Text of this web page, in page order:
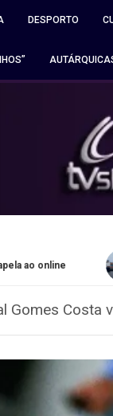
DESPORTO
Navio apreendido
Gomes Costa